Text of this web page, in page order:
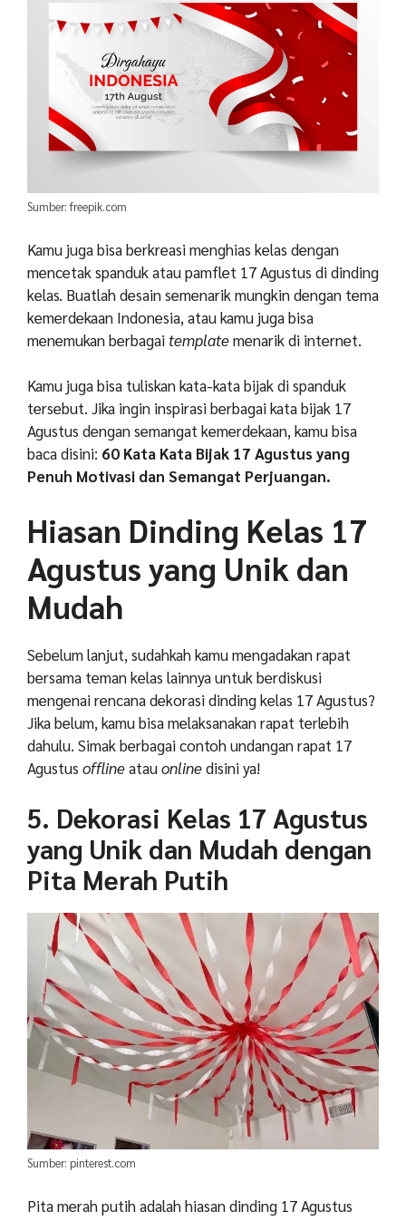
Sumber: freepik.com
Kamu juga bisa berkreasi menghias kelas dengan
mencetak spanduk atau pamflet 17 Agustus di dinding
kelas. Buatlah desain semenarik mungkin dengan tema
kemerdekaan Indonesia, atau kamu juga bisa
menemukan berbagaitemplatemenarik di internet.
Kamu juga bisa tuliskan kata-kata bijak di spanduk
tersebut. Jika ingin inspirasi berbagai kata bijak 17
Agustus dengan semangat kemerdekaan, kamu bisa
baca disini: 60 Kata Kata Bijak 17 Agustus yang
Penuh Motivasi dan Semangat Perjuangan.
Hiasan Dinding Kelas 17
Agustus yang Unik dan
Mudah
Sebelum lanjut, sudahkah kamu mengadakan rapat
bersama teman kelas lainnya untuk berdiskusi
mengenai rencana dekorasi dinding kelas 17 Agustus?
Jika belum, kamu bisa melaksanakan rapat terlebih
dahulu. Simak berbagai contoh undangan rapat 17
Agustus offlineatauonlinedisini ya!
5. Dekorasi Kelas 17 Agustus
yang Unik dan Mudah dengan
Pita Merah Putih
Sumber: pinterest.com
Pita merah putih adalah hiasan dinding 17 Agustus